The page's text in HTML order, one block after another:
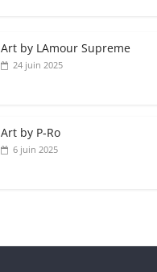
Art by LAmour Supreme
24 juin 2025
Art by P‑Ro
6 juin 2025